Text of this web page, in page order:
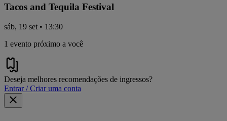
Tacos and Tequila Festival
sáb, 19 set • 13:30
1 evento próximo a você
Deseja melhores recomendações de ingressos?
Entrar / Criar uma conta